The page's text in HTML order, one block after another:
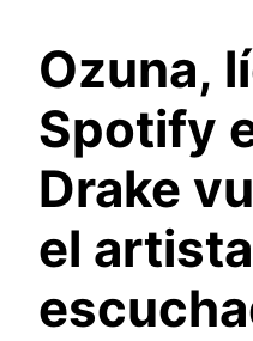
Ozuna,
Spotify
Drake
el